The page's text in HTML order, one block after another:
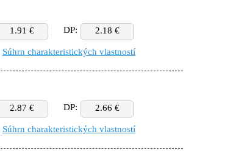
1.91 € DP: 2.18 €
Súhrn charakteristických vlastností
2.87 € DP: 2.66 €
Súhrn charakteristických vlastností